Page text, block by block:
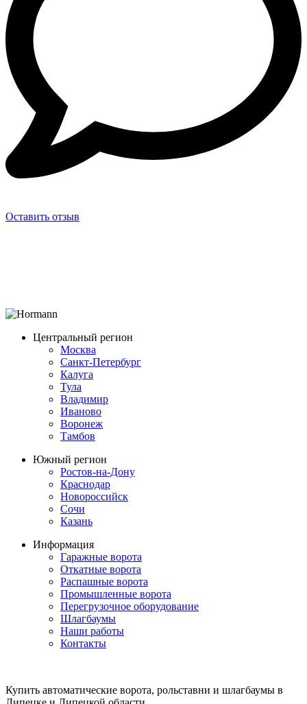
Оставить отзыв
Центральный регион
Москва
Санкт-Петербург
Калуга
Тула
Владимир
Иваново
Воронеж
Тамбов
Южный регион
Ростов-на-Дону
Краснодар
Новороссийск
Сочи
Казань
Информация
Гаражные ворота
Откатные ворота
Распашные ворота
Промышленные ворота
Перегрузочное оборудование
Шлагбаумы
Наши работы
Контакты
Купить автоматические ворота, рольставни и шлагбаумы в